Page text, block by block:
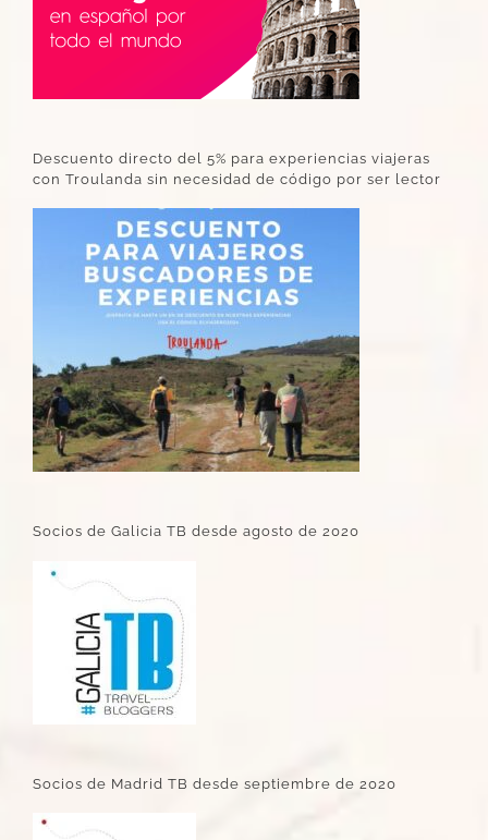
Descuento directo del 5% para experiencias viajeras
con Troulanda sin necesidad de código por ser lector
Socios de Galicia TB desde agosto de 2020
Socios de Madrid TB desde septiembre de 2020